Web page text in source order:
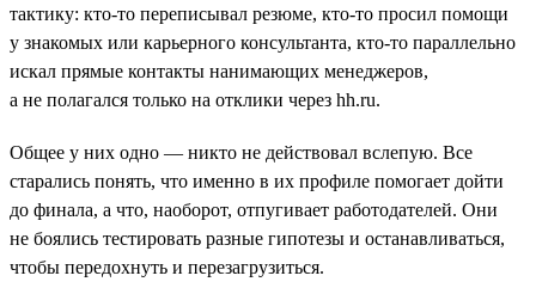
тактику: кто-то переписывал резюме, кто-то просил помощи
у знакомых или карьерного консультанта, кто-то параллельно
искал прямые контакты нанимающих менеджеров,
а не полагался только на отклики через hh.ru.
Общее у них одно — никто не действовал вслепую. Все
старались понять, что именно в их профиле помогает дойти
до финала, а что, наоборот, отпугивает работодателей. Они
не боялись тестировать разные гипотезы и останавливаться,
чтобы передохнуть и перезагрузиться.